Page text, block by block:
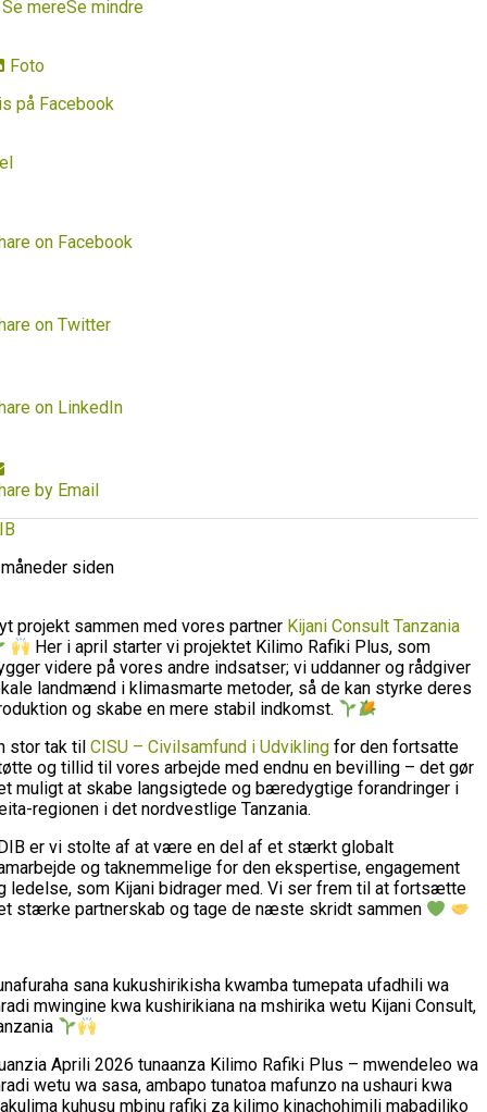
Se mereSe mindre
Foto
på Facebook
on Facebook
on Twitter
on LinkedIn
by Email
siden
projekt sammen med vores partner Kijani Consult Tanzania
Her i april starter vi projektet Kilimo Rafiki Plus, som
videre på vores andre indsatser; vi uddanner og rådgiver
landmænd i klimasmarte metoder, så de kan styrke deres
og skabe en mere stabil indkomst.
stor tak til CISU – Civilsamfund i Udvikling for den fortsatte
og tillid til vores arbejde med endnu en bevilling – det gør
muligt at skabe langsigtede og bæredygtige forandringer i
regionen i det nordvestlige Tanzania.
er vi stolte af at være en del af et stærkt globalt
og taknemmelige for den ekspertise, engagement
ledelse, som Kijani bidrager med. Vi ser frem til at fortsætte
stærke partnerskab og tage de næste skridt sammen
sana kukushirikisha kwamba tumepata ufadhili wa
mwingine kwa kushirikiana na mshirika wetu Kijani Consult,
Aprili 2026 tunaanza Kilimo Rafiki Plus – mwendeleo wa
wetu wa sasa, ambapo tunatoa mafunzo na ushauri kwa
kuhusu mbinu rafiki za kilimo kinachohimili mabadiliko